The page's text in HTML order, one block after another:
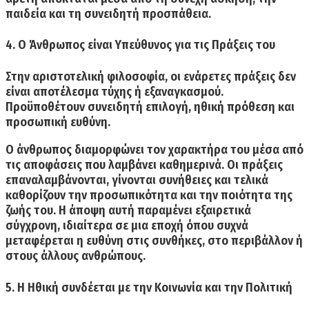
παιδεία και τη συνειδητή προσπάθεια.
4. Ο Άνθρωπος είναι Υπεύθυνος για τις Πράξεις του
Στην αριστοτελική φιλοσοφία, οι ενάρετες πράξεις δεν
είναι αποτέλεσμα τύχης ή εξαναγκασμού.
Προϋποθέτουν συνειδητή επιλογή, ηθική πρόθεση και
προσωπική ευθύνη.
Ο άνθρωπος διαμορφώνει τον χαρακτήρα του μέσα από
τις αποφάσεις που λαμβάνει καθημερινά. Οι πράξεις
επαναλαμβάνονται, γίνονται συνήθειες και τελικά
καθορίζουν την προσωπικότητα και την ποιότητα της
ζωής του. Η άποψη αυτή παραμένει εξαιρετικά
σύγχρονη, ιδιαίτερα σε μια εποχή όπου συχνά
μεταφέρεται η ευθύνη στις συνθήκες, στο περιβάλλον ή
στους άλλους ανθρώπους.
5. Η Ηθική συνδέεται με την Κοινωνία και την Πολιτική